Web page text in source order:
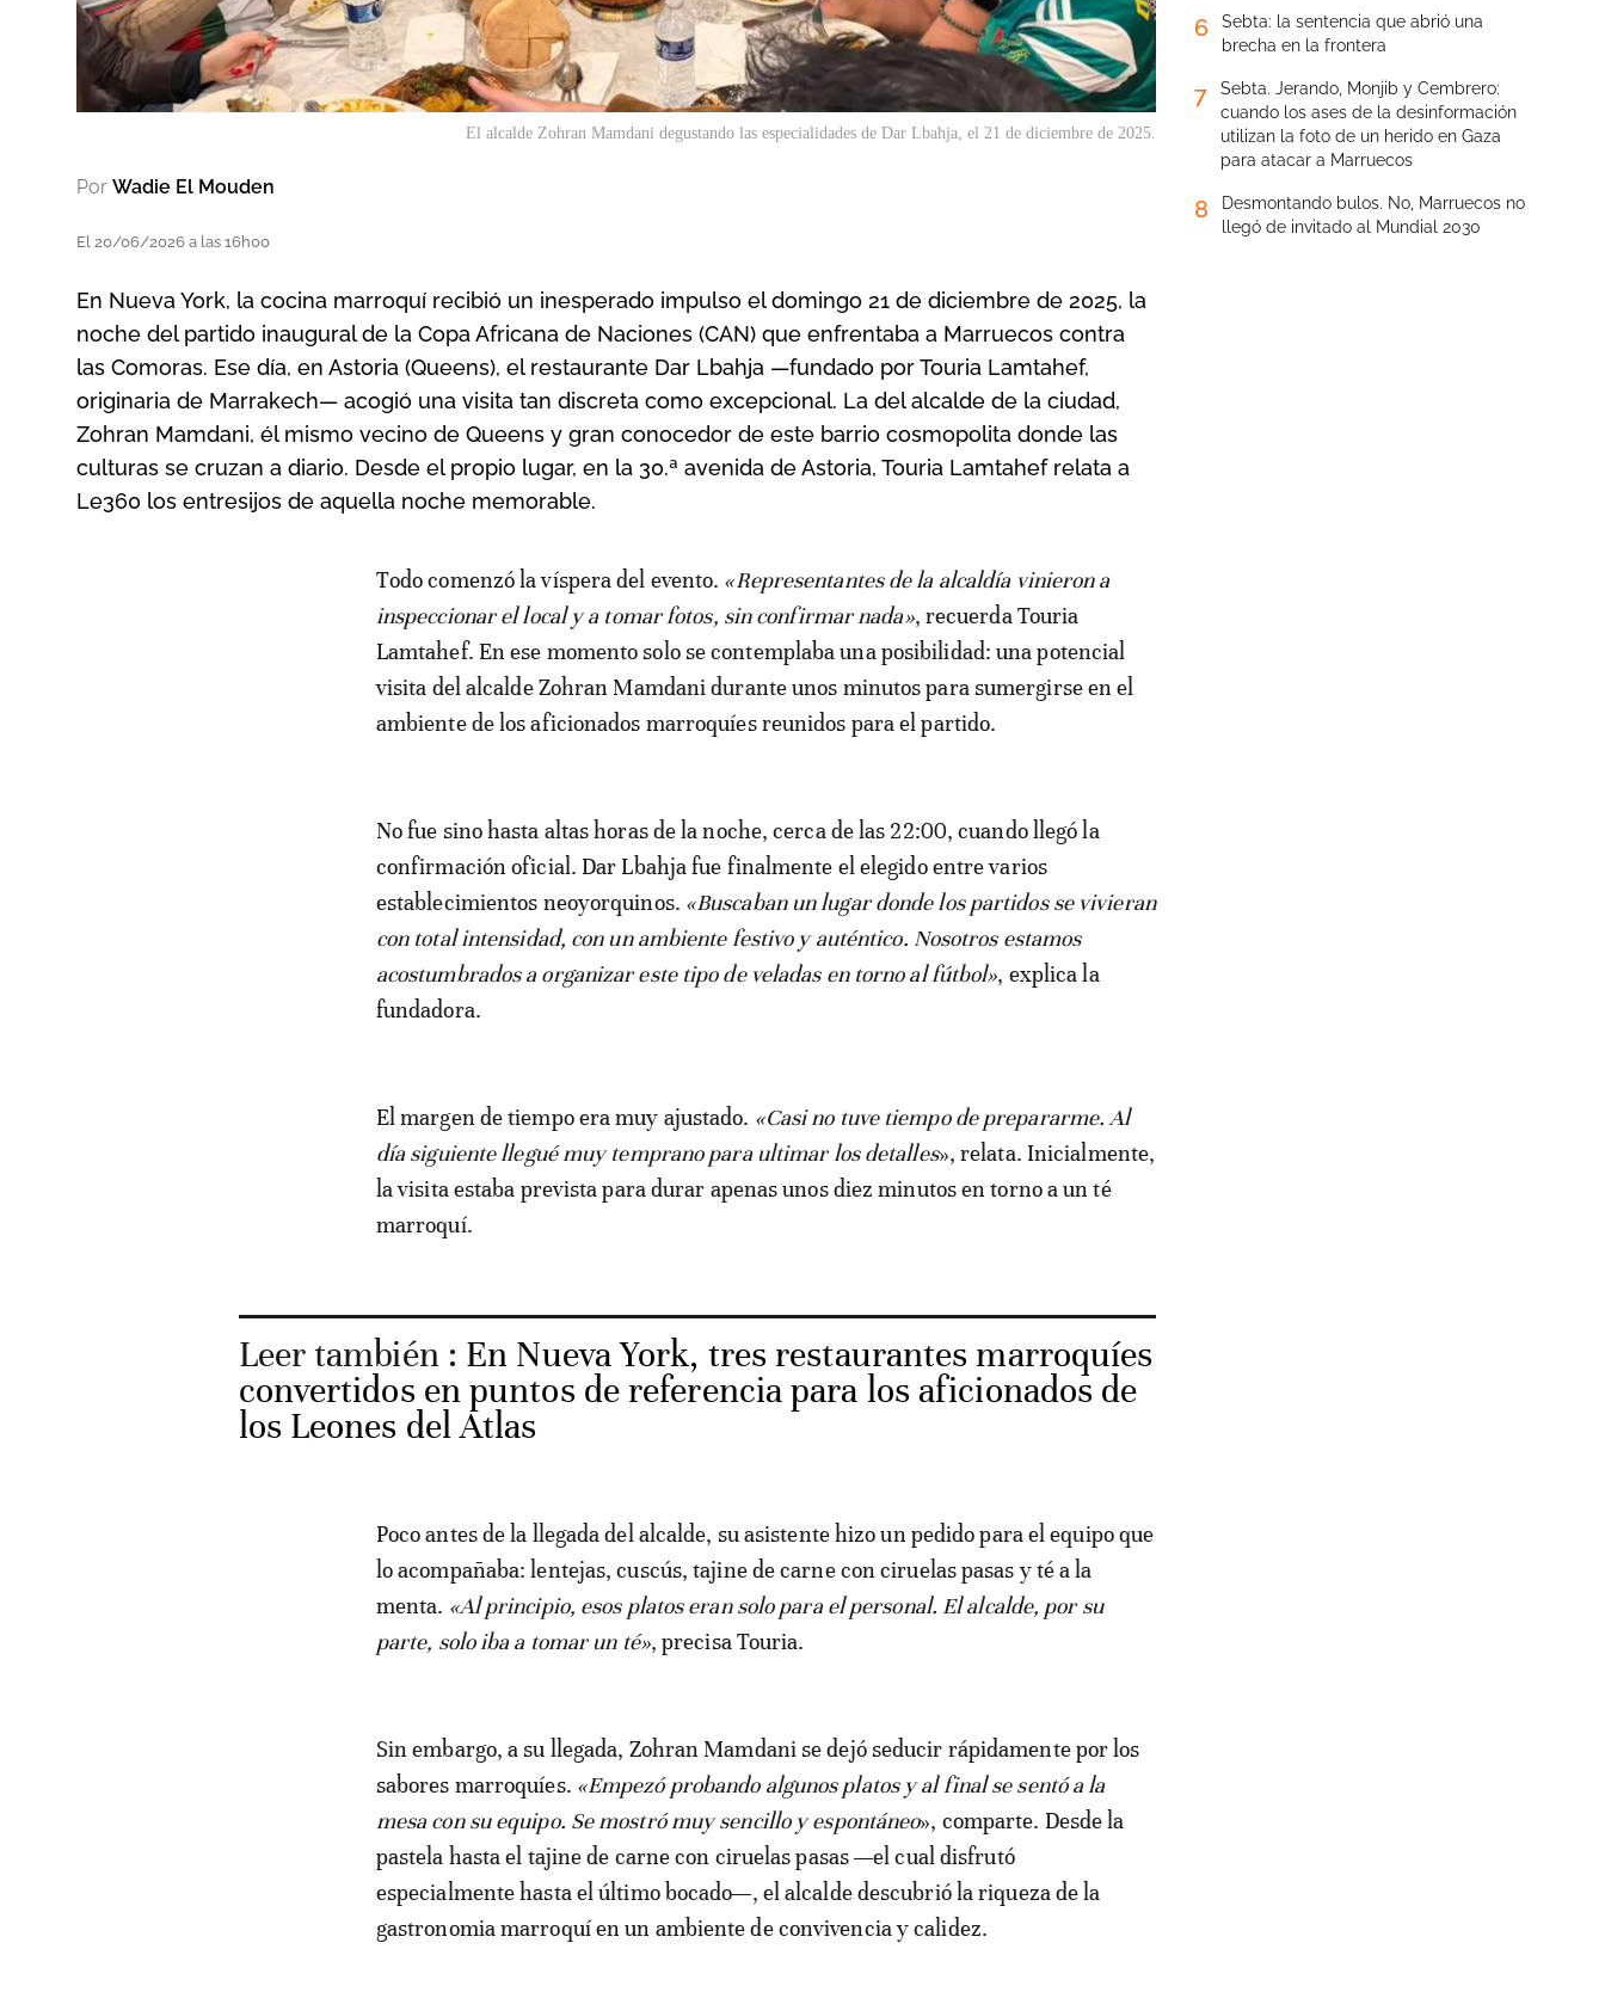
El alcalde Zohran Mamdani degustando las especialidades de Dar Lbahja, el 21 de diciembre de 2025.
Por Wadie El Mouden
El 20/06/2026 a las 16h00
En Nueva York, la cocina marroquí recibió un inesperado impulso el domingo 21 de diciembre de 2025, la
noche del partido inaugural de la Copa Africana de Naciones (CAN) que enfrentaba a Marruecos contra
las Comoras. Ese día, en Astoria (Queens), el restaurante Dar Lbahja —fundado por Touria Lamtahef,
originaria de Marrakech— acogió una visita tan discreta como excepcional. La del alcalde de la ciudad,
Zohran Mamdani, él mismo vecino de Queens y gran conocedor de este barrio cosmopolita donde las
culturas se cruzan a diario. Desde el propio lugar, en la 30.ª avenida de Astoria, Touria Lamtahef relata a
Le360 los entresijos de aquella noche memorable.
Todo comenzó la víspera del evento. «Representantes de la alcaldía vinieron a
inspeccionar el local y a tomar fotos, sin confirmar nada», recuerda Touria
Lamtahef. En ese momento solo se contemplaba una posibilidad: una potencial
visita del alcalde Zohran Mamdani durante unos minutos para sumergirse en el
ambiente de los aficionados marroquíes reunidos para el partido.
No fue sino hasta altas horas de la noche, cerca de las 22:00, cuando llegó la
confirmación oficial. Dar Lbahja fue finalmente el elegido entre varios
establecimientos neoyorquinos. «Buscaban un lugar donde los partidos se vivieran
con total intensidad, con un ambiente festivo y auténtico. Nosotros estamos
acostumbrados a organizar este tipo de veladas en torno al fútbol», explica la
fundadora.
El margen de tiempo era muy ajustado. «Casi no tuve tiempo de prepararme. Al
día siguiente llegué muy temprano para ultimar los detalles», relata. Inicialmente,
la visita estaba prevista para durar apenas unos diez minutos en torno a un té
marroquí.
Leer también : En Nueva York, tres restaurantes marroquíes
convertidos en puntos de referencia para los aficionados de
los Leones del Atlas
Poco antes de la llegada del alcalde, su asistente hizo un pedido para el equipo que
lo acompañaba: lentejas, cuscús, tajine de carne con ciruelas pasas y té a la
menta. «Al principio, esos platos eran solo para el personal. El alcalde, por su
parte, solo iba a tomar un té», precisa Touria.
Sin embargo, a su llegada, Zohran Mamdani se dejó seducir rápidamente por los
sabores marroquíes. «Empezó probando algunos platos y al final se sentó a la
mesa con su equipo. Se mostró muy sencillo y espontáneo», comparte. Desde la
pastela hasta el tajine de carne con ciruelas pasas —el cual disfrutó
especialmente hasta el último bocado—, el alcalde descubrió la riqueza de la
gastronomia marroquí en un ambiente de convivencia y calidez.
6
Sebta: la sentencia que abrió una
brecha en la frontera
7
Sebta. Jerando, Monjib y Cembrero:
cuando los ases de la desinformación
utilizan la foto de un herido en Gaza
para atacar a Marruecos
8
Desmontando bulos. No, Marruecos no
llegó de invitado al Mundial 2030